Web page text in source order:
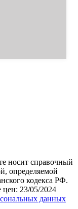
носит справочный
определяемой
кодекса РФ.
23/05/2024
данных